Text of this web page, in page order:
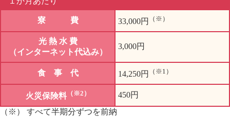
寮 費 33,000円 （※）
光 熱 水 費
（インターネット代込み）
3,000円
食 事 代 14,250円 （※1）
火災保険料 （※2）
450円
（※） すべて半期分ずつを前納